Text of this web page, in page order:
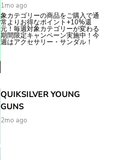
1mo ago
象カテゴリーの商品をご購入で通
常よりお得なポイント+10%還
元！毎週対象カテゴリーが変わる
期間限定キャンペーン実施中！今
週はアクセサリー・サンダル！
QUIKSILVER YOUNG
GUNS
2mo ago